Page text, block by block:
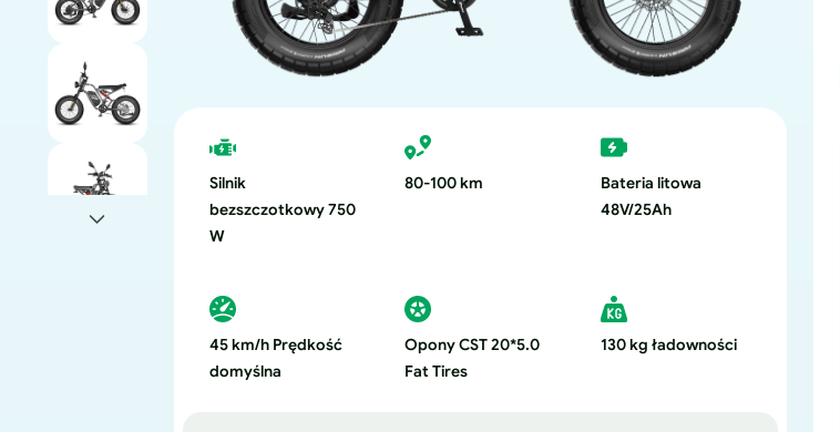
Silnik
bezszczotkowy 750
W
80-100 km
Bateria litowa
48V/25Ah
45 km/h Prędkość
domyślna
Opony CST 20*5.0
Fat Tires
130 kg ładowności